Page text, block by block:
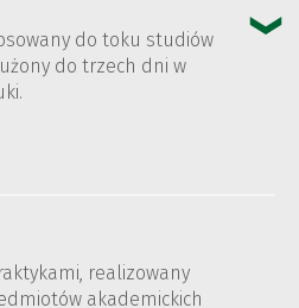
do toku studiów
do trzech dni w
realizowany
akademickich